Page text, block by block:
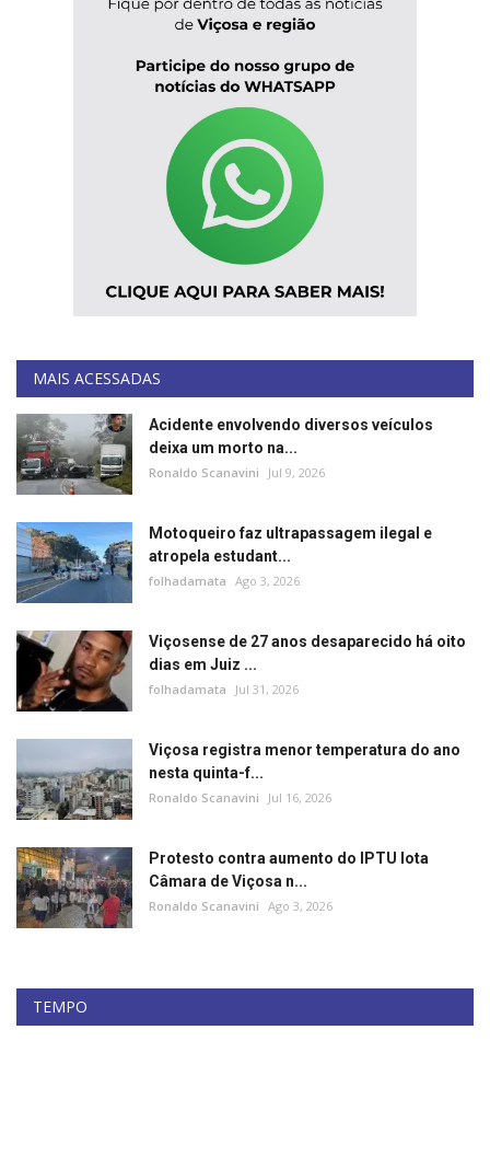
MAIS ACESSADAS
Acidente envolvendo diversos veículos
deixa um morto na...
Ronaldo Scanavini Jul 9, 2026
Motoqueiro faz ultrapassagem ilegal e
atropela estudant...
folhadamata Ago 3, 2026
Viçosense de 27 anos desaparecido há oito
dias em Juiz ...
folhadamata Jul 31, 2026
Viçosa registra menor temperatura do ano
nesta quinta-f...
Ronaldo Scanavini Jul 16, 2026
Protesto contra aumento do IPTU lota
Câmara de Viçosa n...
Ronaldo Scanavini Ago 3, 2026
TEMPO